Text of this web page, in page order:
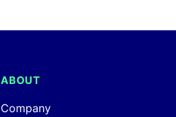
ABOUT
Company